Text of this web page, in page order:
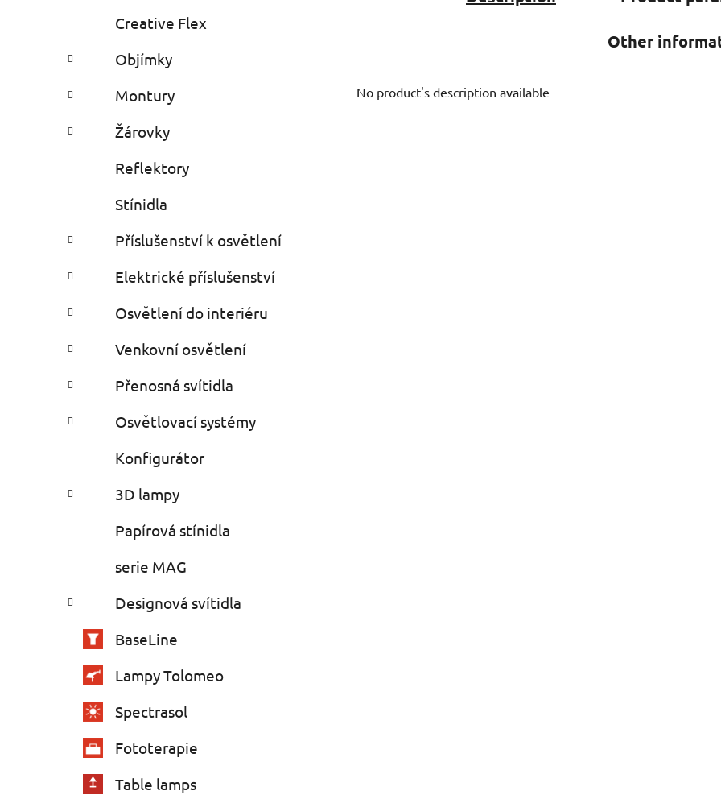
Creative Flex
Objímky
Montury
Žárovky
Reflektory
Stínidla
Příslušenství k osvětlení
Elektrické příslušenství
Osvětlení do interiéru
Venkovní osvětlení
Přenosná svítidla
Osvětlovací systémy
Konfigurátor
3D lampy
Papírová stínidla
serie MAG
Designová svítidla
BaseLine
Lampy Tolomeo
Spectrasol
Fototerapie
Table lamps
Other
No product's description available